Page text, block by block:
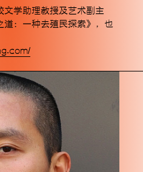
文学助理教授及艺术副主
：一种去殖民探索》，也